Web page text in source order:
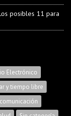
posibles 11 para
Electrónico
y tiempo libre